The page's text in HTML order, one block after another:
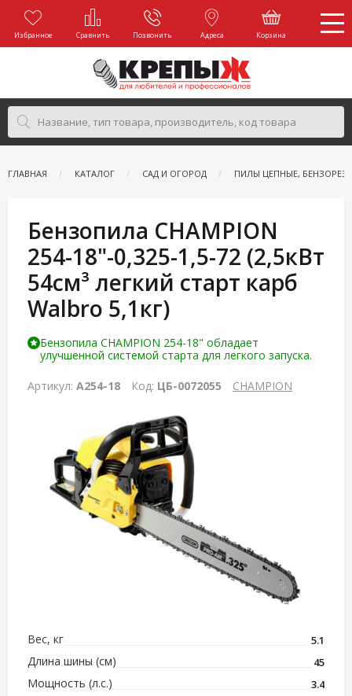
Избранное Сравнить Позвонить Адреса Корзина
ГЛАВНАЯ КАТАЛОГ САД И ОГОРОД ПИЛЫ ЦЕПНЫЕ,
Бензопила CHAMPION
254-18"-0,325-1,5-72 (2,5кВт
54см³ легкий старт карб
Walbro 5,1кг)
Бензопила CHAMPION 254-18" обладает
улучшенной системой старта для легкого запуска.
Артикул: A254-18 Код: ЦБ-0072055 CHAMPION
Вес, кг 5.1
Длина шины (см) 45
Мощность (л.с.) 3.4